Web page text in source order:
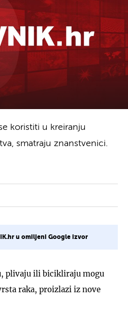
koristiti u kreiranju
smatraju znanstvenici.
u omiljeni Google izvor
plivaju ili bicikliraju mogu
raka, proizlazi iz nove